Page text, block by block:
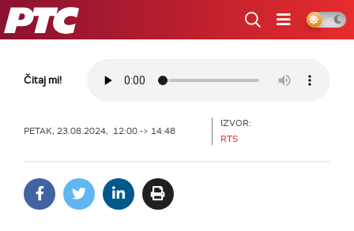
RTS
Čitaj mi!
PETAK, 23.08.2024, 12:00 -> 14:48
IZVOR:
RTS